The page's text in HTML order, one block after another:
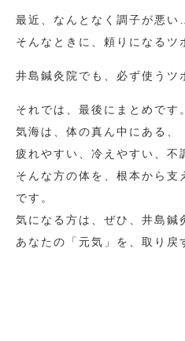
最近、なんとなく調子が悪
そんなときに、頼りになるツ
井島鍼灸院でも、必ず使うツ
それでは、最後にまとめです。
気海は、体の真ん中にある、
疲れやすい、冷えやすい、
そんな方の体を、根本から支
です。
気になる方は、ぜひ、井島鍼
あなたの「元気」を、取り戻